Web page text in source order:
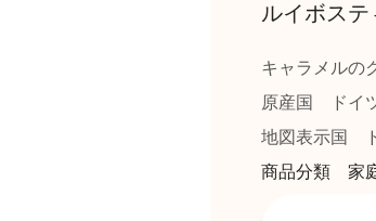
ルイボス
キャラメルの
原産国
ドイ
地図表示国
商品分類 家